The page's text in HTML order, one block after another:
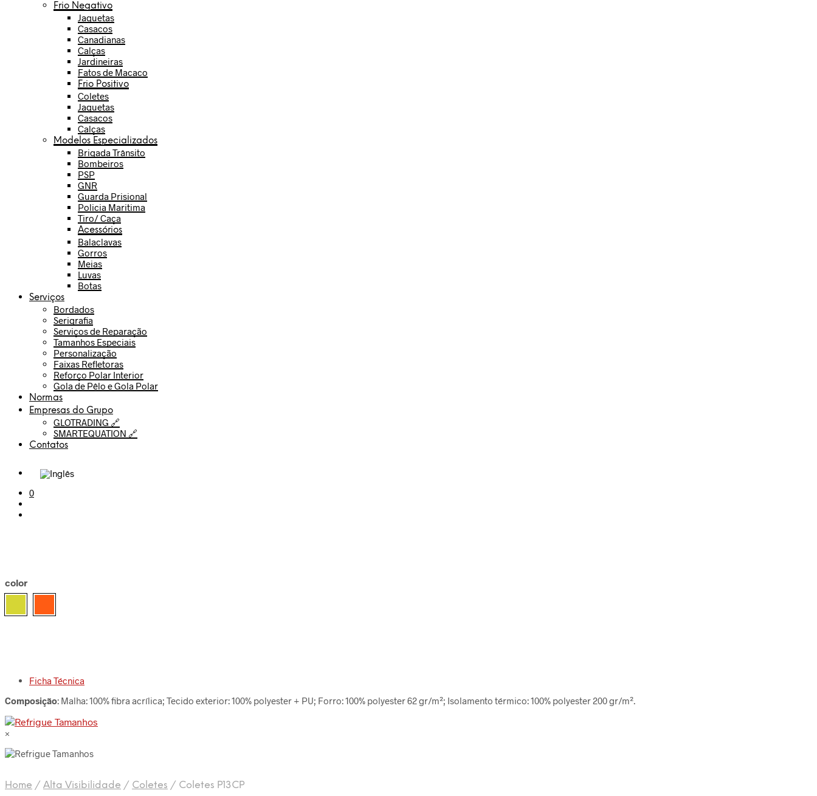
Frio Negativo
Jaquetas
Casacos
Canadianas
Calças
Jardineiras
Fatos de Macaco
Frio Positivo
Coletes
Jaquetas
Casacos
Calças
Modelos Especializados
Brigada Trânsito
Bombeiros
PSP
GNR
Guarda Prisional
Policia Maritima
Tiro/ Caça
Acessórios
Balaclavas
Gorros
Meias
Luvas
Botas
Serviços
Bordados
Serigrafia
Serviços de Reparação
Tamanhos Especiais
Personalização
Faixas Refletoras
Reforço Polar Interior
Gola de Pêlo e Gola Polar
Normas
Empresas do Grupo
GLOTRADING 🔗
SMARTEQUATION 🔗
Contatos
0
color
Ficha Técnica
Composição: Malha: 100% fibra acrílica; Tecido exterior: 100% polyester + PU; Forro: 100% polyester 62 gr/m²; Isolamento térmico: 100% polyester 200 gr/m².
×
Home / Alta Visibilidade / Coletes / Coletes P13CP